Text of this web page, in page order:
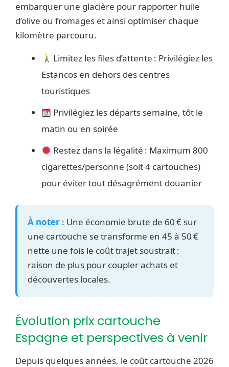
embarquer une glacière pour rapporter huile
d’olive ou fromages et ainsi optimiser chaque
kilomètre parcouru.
Limitez les files d’attente : Privilégiez les
Estancos en dehors des centres
touristiques
Privilégiez les départs semaine, tôt le
matin ou en soirée
Restez dans la légalité : Maximum 800
cigarettes/personne (soit 4 cartouches)
pour éviter tout désagrément douanier
À noter : Une économie brute de 60 € sur
une cartouche se transforme en 45 à 50 €
nette une fois le coût trajet soustrait :
raison de plus pour coupler achats et
découvertes locales.
Évolution prix cartouche
Espagne et perspectives à venir
Depuis quelques années, le coût cartouche 2026